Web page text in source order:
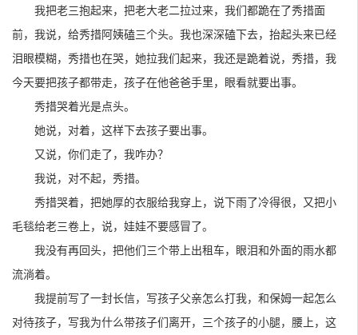
我把老三抱起来，把老大老二拉过来，我们都跪在了秀措面
前，我说，给秀措阿姨磕三个头。我也深深磕下去，抬起头来已经
泪眼模糊，秀措也在哭，她拉我们起来，我还是跪着说，秀措，我
今天要把孩子都带走，孩子在他爸爸手里，眼看就要出事。
秀措哭着光是点头。
她说，对着，这样下去孩子要出事。
又说，你们走了，我咋办？
我说，对不起，秀措。
秀措哭着，把她厚的衣服给我穿上，说下雨了冷得很，又把小
毛毯给老三卷上，说，娃娃不要感冒了。
我没有再回头，把他们三个带上出租车，眼泪和外面的雨水都
流淌着。
我提前写了一封长信，写孩子父亲怎么打我，和保姆一起怎么
对待孩子，写我为什么带孩子们离开，三个孩子的小腿，腰上，这